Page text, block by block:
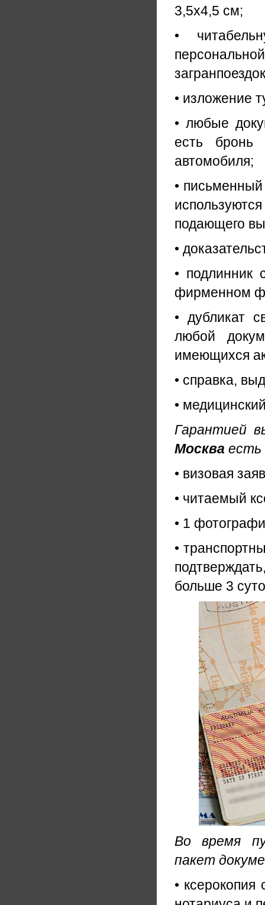
3,5х4,5 см;
•
• изложение
• любые
есть бронь
автомобиля;
•
подающего
•
•
фирменном
• дубликат
любой
имеющихся
• справка,
•
Гарантией
Москва есть
• визовая
• читаемый
• 1
•
больше 3
Во время
пакет
•